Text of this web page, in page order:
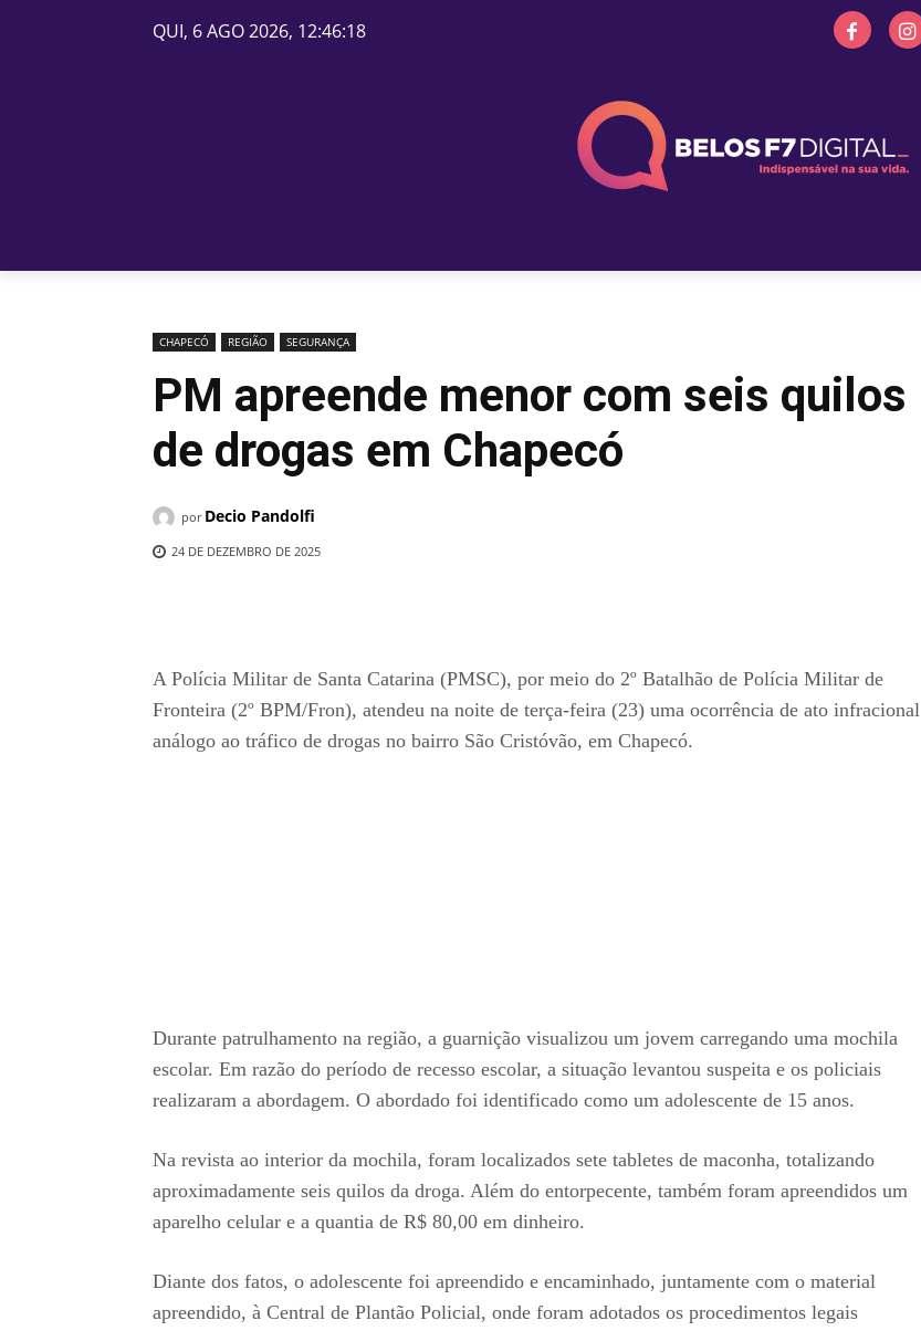
QUI, 6 AGO 2026, 12:46:18
CHAPECÓ REGIÃO SEGURANÇA
PM apreende menor com seis quilos
de drogas em Chapecó
por Decio Pandolfi
24 DE DEZEMBRO DE 2025
A Polícia Militar de Santa Catarina (PMSC), por meio do 2º Batalhão de Polícia Militar de
Fronteira (2º BPM/Fron), atendeu na noite de terça-feira (23) uma ocorrência de ato infracional
análogo ao tráfico de drogas no bairro São Cristóvão, em Chapecó.
Durante patrulhamento na região, a guarnição visualizou um jovem carregando uma mochila
escolar. Em razão do período de recesso escolar, a situação levantou suspeita e os policiais
realizaram a abordagem. O abordado foi identificado como um adolescente de 15 anos.
Na revista ao interior da mochila, foram localizados sete tabletes de maconha, totalizando
aproximadamente seis quilos da droga. Além do entorpecente, também foram apreendidos um
aparelho celular e a quantia de R$ 80,00 em dinheiro.
Diante dos fatos, o adolescente foi apreendido e encaminhado, juntamente com o material
apreendido, à Central de Plantão Policial, onde foram adotados os procedimentos legais